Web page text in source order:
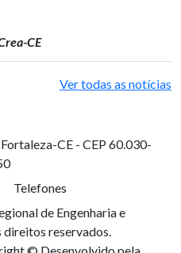
CE
Ver todas as notícias
Fortaleza-CE - CEP 60.030-
Telefones
de Engenharia e
direitos reservados.